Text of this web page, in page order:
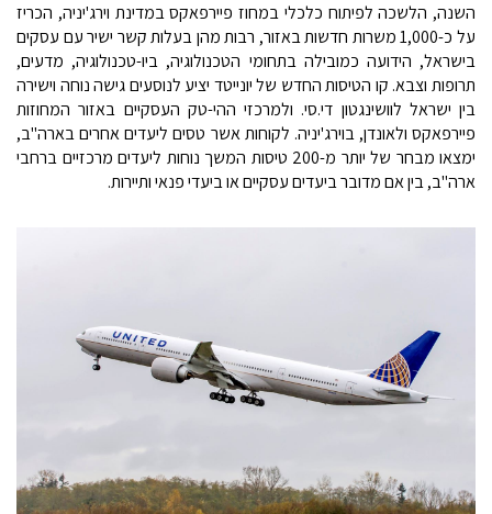
השנה, הלשכה לפיתוח כלכלי במחוז פיירפאקס במדינת וירג'יניה, הכריז
על כ-1,000 משרות חדשות באזור, רבות מהן בעלות קשר ישיר עם עסקים
בישראל, הידועה כמובילה בתחומי הטכנולוגיה, ביו-טכנולוגיה, מדעים,
תרופות וצבא. קו הטיסות החדש של יונייטד יציע לנוסעים גישה נוחה וישירה
בין ישראל לוושינגטון די.סי. ולמרכזי ההי-טק העסקיים באזור המחוזות
פיירפאקס ולאונדן, בוירג'יניה. לקוחות אשר טסים ליעדים אחרים בארה"ב,
ימצאו מבחר של יותר מ-200 טיסות המשך נוחות ליעדים מרכזיים ברחבי
ארה"ב, בין אם מדובר ביעדים עסקיים או ביעדי פנאי ותיירות.